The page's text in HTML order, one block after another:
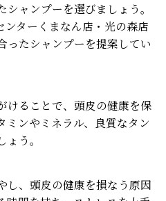
ャンプーを選びましょう。
ターくまなん店・光の森店
ったシャンプーを提案してい
けることで、頭皮の健康を保
ミンやミネラル、良質なタン
う。
し、頭皮の健康を損なう原因